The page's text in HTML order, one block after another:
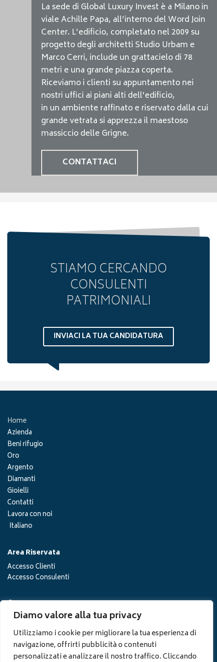
Diamo valore alla tua privacy
Utilizziamo i cookie per migliorare la tua esperienza di
navigazione, offrirti pubblicità o contenuti
personalizzati e analizzare il nostro traffico. Cliccando
La sede di Global Luxury Invest è a Milano in
viale Achille Papa, all’interno del Word Join
Center. L’edificio, completato nel 2009 su
progetto degli architetti Studio Urbam e
Marco Cerri, include un grattacielo di 78
metri e una grande piazza coperta.
Riceviamo i clienti su appuntamento nei
nostri uffici ai piani alti dell’edificio,
in un ambiente raffinato e riservato dalla cui
grande vetrata si apprezza il maestoso
massiccio delle Grigne.
CONTATTACI
STIAMO CERCANDO
CONSULENTI
PATRIMONIALI
INVIACI LA TUA CANDIDATURA
Home
Azienda
Beni rifugio
Oro
Argento
Diamanti
Gioielli
Contatti
Lavora con noi
Italiano
Area Riservata
Accesso Clienti
Accesso Consulenti
Cerca